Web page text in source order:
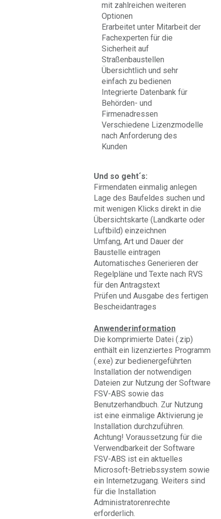
mit zahlreichen weiteren
Optionen
Erarbeitet unter Mitarbeit der
Fachexperten für die
Sicherheit auf
Straßenbaustellen
Übersichtlich und sehr
einfach zu bedienen
Integrierte Datenbank für
Behörden- und
Firmenadressen
Verschiedene Lizenzmodelle
nach Anforderung des
Kunden
Und so geht´s:
Firmendaten einmalig anlegen
Lage des Baufeldes suchen und
mit wenigen Klicks direkt in die
Übersichtskarte (Landkarte oder
Luftbild) einzeichnen
Umfang, Art und Dauer der
Baustelle eintragen
Automatisches Generieren der
Regelpläne und Texte nach RVS
für den Antragstext
Prüfen und Ausgabe des fertigen
Bescheidantrages
Anwenderinformation
Die komprimierte Datei (.zip)
enthält ein lizenziertes Programm
(.exe) zur bedienergeführten
Installation der notwendigen
Dateien zur Nutzung der Software
FSV-ABS sowie das
Benutzerhandbuch. Zur Nutzung
ist eine einmalige Aktivierung je
Installation durchzuführen.
Achtung! Voraussetzung für die
Verwendbarkeit der Software
FSV-ABS ist ein aktuelles
Microsoft-Betriebssystem sowie
ein Internetzugang. Weiters sind
für die Installation
Administratorenrechte
erforderlich.